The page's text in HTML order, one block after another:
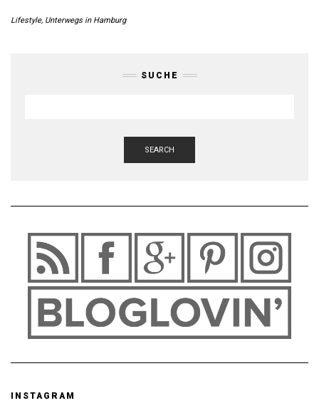
Lifestyle, Unterwegs in Hamburg
SUCHE
SEARCH
INSTAGRAM